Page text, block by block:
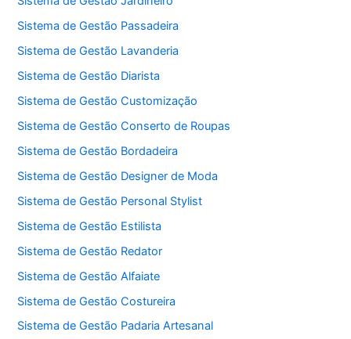
Sistema de Gestão Passadeira
Sistema de Gestão Lavanderia
Sistema de Gestão Diarista
Sistema de Gestão Customização
Sistema de Gestão Conserto de Roupas
Sistema de Gestão Bordadeira
Sistema de Gestão Designer de Moda
Sistema de Gestão Personal Stylist
Sistema de Gestão Estilista
Sistema de Gestão Redator
Sistema de Gestão Alfaiate
Sistema de Gestão Costureira
Sistema de Gestão Padaria Artesanal